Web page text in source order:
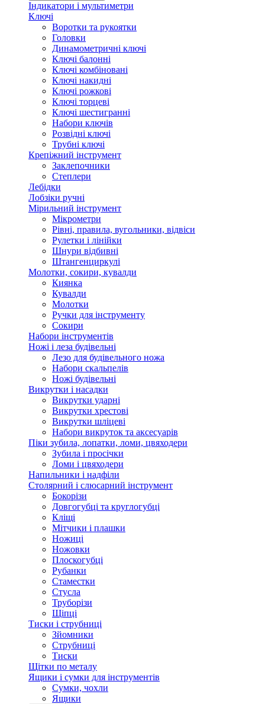
Індикатори і мультиметри
Ключі
Воротки та рукоятки
Головки
Динамометричні ключі
Ключі балонні
Ключі комбіновані
Ключі накидні
Ключі рожкові
Ключі торцеві
Ключі шестигранні
Набори ключів
Розвідні ключі
Трубні ключі
Крепіжний інструмент
Заклепочники
Степлери
Лебідки
Лобзіки ручні
Мірильний інструмент
Мікрометри
Рівні, правила, вугольники, відвіси
Рулетки і лінійки
Шнури відбивні
Штангенциркулі
Молотки, сокири, кувалди
Киянка
Кувалди
Молотки
Ручки для інструменту
Сокири
Набори інструментів
Ножі і леза будівельні
Лезо для будівельного ножа
Набори скальпелів
Ножі будівельні
Викрутки і насадки
Викрутки ударні
Викрутки хрестові
Викрутки шліцеві
Набори викруток та аксесуарів
Піки зубила, лопатки, ломи, цвяходери
Зубила і просічки
Ломи і цвяходери
Напильники і надфіли
Столярний і слюсарний інструмент
Бокорізи
Довгогубці та круглогубці
Кліщі
Мітчики і плашки
Ножиці
Ножовки
Плоскогубці
Рубанки
Стаместки
Стусла
Труборізи
Щіпці
Тиски і струбниці
Зйомники
Струбниці
Тиски
Щітки по металу
Ящики і сумки для інструментів
Сумки, чохли
Ящики